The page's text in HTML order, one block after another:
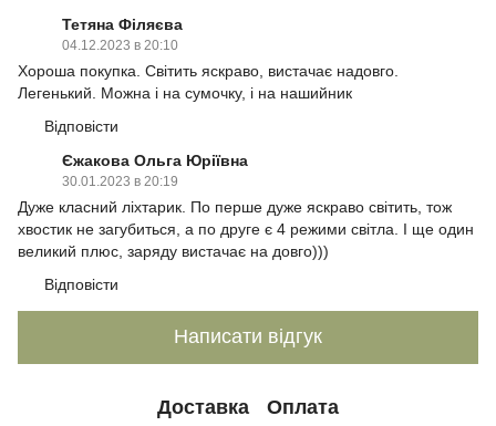
Тетяна Філяєва
04.12.2023 в 20:10
Хороша покупка. Світить яскраво, вистачає надовго.
Легенький. Можна і на сумочку, і на нашийник
Відповісти
Єжакова Ольга Юріївна
30.01.2023 в 20:19
Дуже класний ліхтарик. По перше дуже яскраво світить, тож
хвостик не загубиться, а по друге є 4 режими світла. І ще один
великий плюс, заряду вистачає на довго)))
Відповісти
Написати відгук
Доставка Оплата